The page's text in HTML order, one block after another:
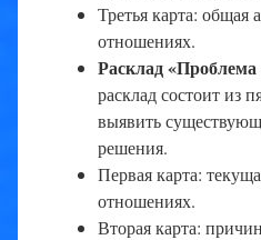
Третья карта: общая
отношениях.
Расклад
расклад состоит из
выявить
решения.
Первая карта:
отношениях.
Вторая карта: